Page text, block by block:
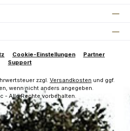
Cookie-Einstellungen
Partner
Support
zzgl. Versandkosten und ggf.
wenn nicht anders angegeben.
- Alle Rechte vorbehalten.